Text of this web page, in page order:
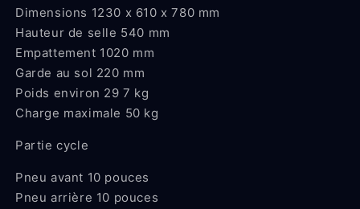
Dimensions 1230 x 610 x 780 mm
Hauteur de selle 540 mm
Empattement 1020 mm
Garde au sol 220 mm
Poids environ 29 7 kg
Charge maximale 50 kg
Partie cycle
Pneu avant 10 pouces
Pneu arrière 10 pouces